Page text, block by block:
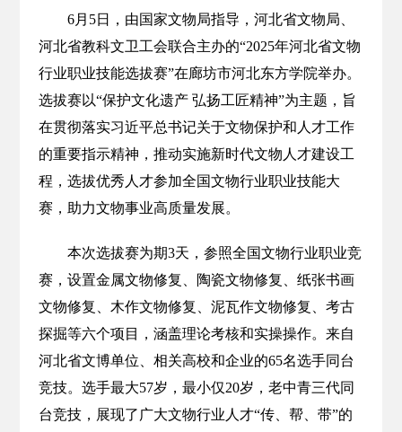
6月5日，由国家文物局指导，河北省文物局、
河北省教科文卫工会联合主办的“2025年河北省文物
行业职业技能选拔赛”在廊坊市河北东方学院举办。
选拔赛以“保护文化遗产 弘扬工匠精神”为主题，旨
在贯彻落实习近平总书记关于文物保护和人才工作
的重要指示精神，推动实施新时代文物人才建设工
程，选拔优秀人才参加全国文物行业职业技能大
赛，助力文物事业高质量发展。
本次选拔赛为期3天，参照全国文物行业职业竞
赛，设置金属文物修复、陶瓷文物修复、纸张书画
文物修复、木作文物修复、泥瓦作文物修复、考古
探掘等六个项目，涵盖理论考核和实操操作。来自
河北省文博单位、相关高校和企业的65名选手同台
竞技。选手最大57岁，最小仅20岁，老中青三代同
台竞技，展现了广大文物行业人才“传、帮、带”的